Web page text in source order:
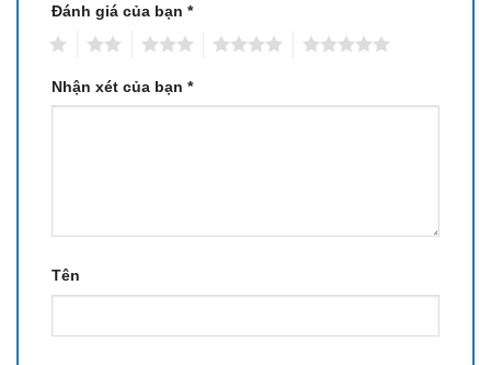
Đánh giá của bạn *
Nhận xét của bạn *
Tên